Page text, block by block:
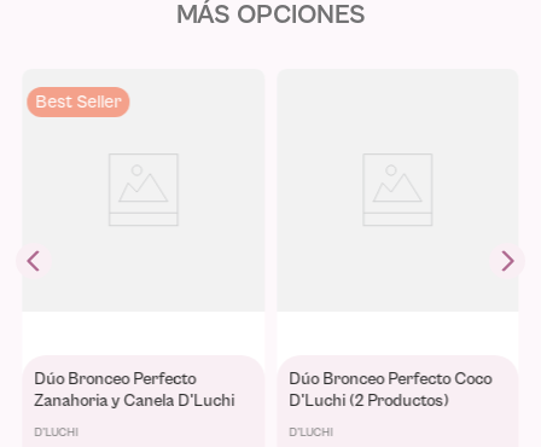
MÁS OPCIONES
Best Seller
Dúo Bronceo Perfecto
Zanahoria y Canela D'Luchi
D'LUCHI
Dúo Bronceo Perfecto Coco
D'Luchi (2 Productos)
D'LUCHI